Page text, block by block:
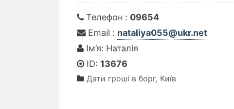
Телефон : 09654
Email : nataliya055@ukr.net
Ім’я: Наталія
ID: 13676
Дати гроші в борг, Київ